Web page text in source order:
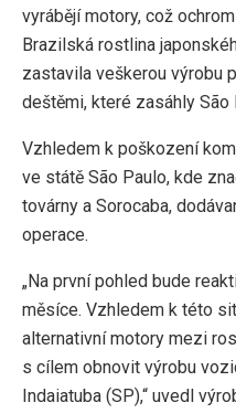
vyrábějí motory, což
Brazilská rostlina
zastavila veškerou výrobu
deštěmi, které zasáhly São
Vzhledem k poškození
ve státě São Paulo, kde
továrny a Sorocaba,
operace.
„Na první pohled bude
měsíce. Vzhledem k této
alternativní motory mezi
s cílem obnovit výrobu
Indaiatuba (SP),“ uvedl